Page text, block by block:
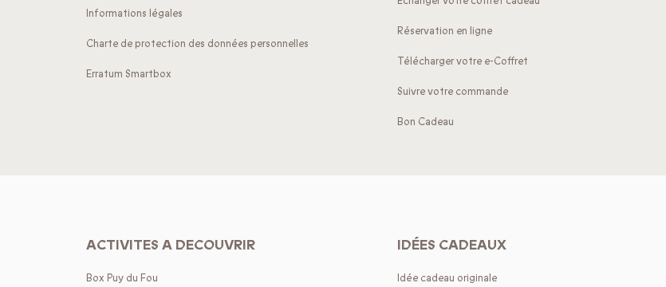
Informations légales
Charte de protection des données personnelles
Erratum Smartbox
Réservation en ligne
Télécharger votre e-Coffret
Suivre votre commande
Bon Cadeau
ACTIVITES A DECOUVRIR
Box Puy du Fou
IDÉES CADEAUX
Idée cadeau originale